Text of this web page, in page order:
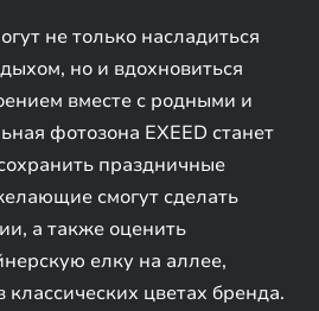
не только насладиться
но и вдохновиться
вместе с родными и
фотозона EXEED станет
праздничные
смогут сделать
а также оценить
елку на аллее,
цветах бренда.